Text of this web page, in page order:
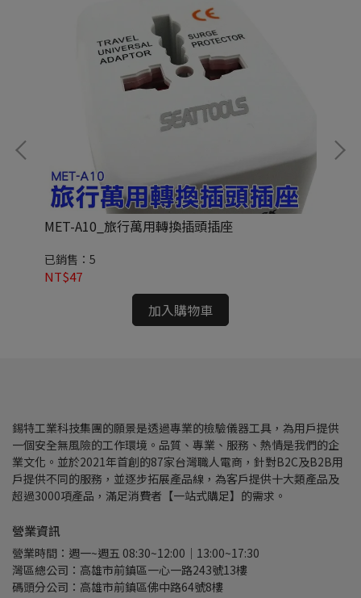
MET-A10_旅行萬用轉換插頭插座
已銷售：5
NT$47
加入購物車
錫特工業科技集團的願景是透過專業的檢驗儀器工具，為用戶提供
一個安全無風險的工作環境。品質、專業、服務、熱情是我們的企
業文化。並於2021年首創的87家台灣職人電商，針對B2C及B2B用
戶提供不同的服務，並逐步拓展產品線，為客戶提供十大類產品及
超過3000項產品，滿足消費者【一站式購足】的需求。
營業資訊
營業時間：週一~週五 08:30~12:00｜13:00~17:30
灣區總公司：高雄市前鎮區一心一路243號13樓
碼頭分公司：高雄市前鎮區佛中路64號8樓